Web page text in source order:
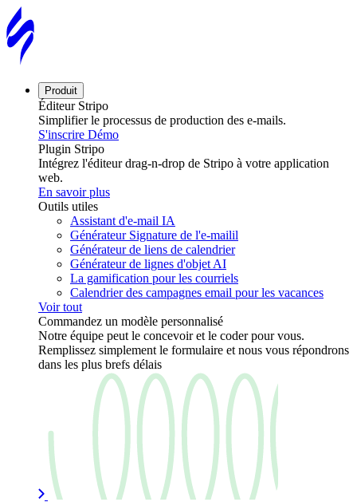
Produit
Éditeur Stripo
Simplifier le processus de production des e-mails.
S'inscrire Démo
Plugin Stripo
Intégrez l'éditeur drag-n-drop de Stripo à votre application
web.
En savoir plus
Outils utiles
Assistant d'e-mail IA
Générateur Signature de l'e-mailil
Générateur de liens de calendrier
Générateur de lignes d'objet AI
La gamification pour les courriels
Calendrier des campagnes email pour les vacances
Voir tout
Commandez un modèle personnalisé
Notre équipe peut le concevoir et le coder pour vous.
Remplissez simplement le formulaire et nous vous répondrons
dans les plus brefs délais